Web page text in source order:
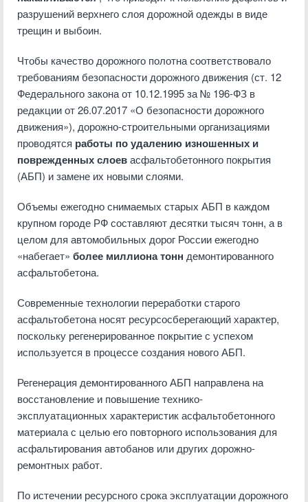
разрушений верхнего слоя дорожной одежды в виде
трещин и выбоин.
Чтобы качество дорожного полотна соответствовало
требованиям безопасности дорожного движения (ст. 12
Федерального закона от 10.12.1995 за № 196-ФЗ в
редакции от 26.07.2017 «О безопасности дорожного
движения»), дорожно-строительными организациями
проводятся работы по удалению изношенных и
поврежденных слоевасфальтобетонного покрытия
(АБП) и замене их новыми слоями.
Объемы ежегодно снимаемых старых АБП в каждом
крупном городе РФ составляют десятки тысяч тонн, а в
целом для автомобильных дорог России ежегодно
«набегает» более миллиона тонн демонтированного
асфальтобетона.
Современные технологии переработки старого
асфальтобетона носят ресурсосберегающий характер,
поскольку регенерированное покрытие с успехом
используется в процессе создания нового АБП.
Регенерация демонтированного АБП направлена на
восстановление и повышение технико-
эксплуатационных характеристик асфальтобетонного
материала с целью его повторного использования для
асфальтирования автобанов или других дорожно-
ремонтных работ.
По истечении ресурсного срока эксплуатации дорожного